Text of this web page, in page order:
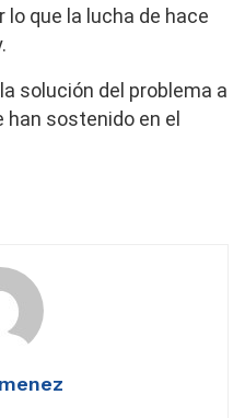
lo que la lucha de hace
solución del problema a
han sostenido en el